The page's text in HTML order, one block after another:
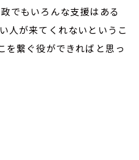
でもいろんな支援はある
人が来てくれないというこ
を繋ぐ役ができればと思っ